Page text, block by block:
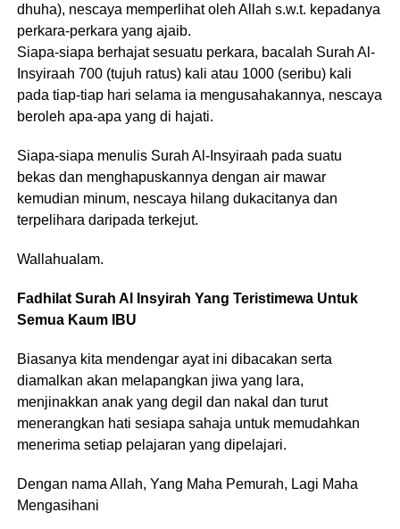
dhuha), nescaya memperlihat oleh Allah s.w.t. kepadanya
perkara-perkara yang ajaib.
Siapa-siapa berhajat sesuatu perkara, bacalah Surah Al-
Insyiraah 700 (tujuh ratus) kali atau 1000 (seribu) kali
pada tiap-tiap hari selama ia mengusahakannya, nescaya
beroleh apa-apa yang di hajati.
Siapa-siapa menulis Surah Al-Insyiraah pada suatu
bekas dan menghapuskannya dengan air mawar
kemudian minum, nescaya hilang dukacitanya dan
terpelihara daripada terkejut.
Wallahualam.
Fadhilat Surah Al Insyirah Yang Teristimewa Untuk
Semua Kaum IBU
Biasanya kita mendengar ayat ini dibacakan serta
diamalkan akan melapangkan jiwa yang lara,
menjinakkan anak yang degil dan nakal dan turut
menerangkan hati sesiapa sahaja untuk memudahkan
menerima setiap pelajaran yang dipelajari.
Dengan nama Allah, Yang Maha Pemurah, Lagi Maha
Mengasihani